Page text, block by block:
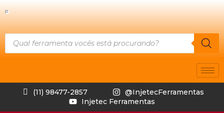
(11) 98477-2857
@InjetecFerramentas
Injetec Ferramentas